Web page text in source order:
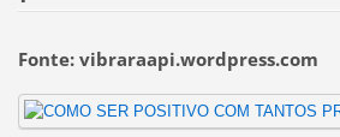
Fonte: vibraraapi.wordpress.com